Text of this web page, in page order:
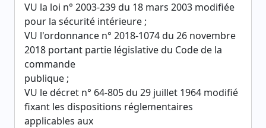
VU la loi n° 2003-239 du 18 mars 2003 modifiée
pour la sécurité intérieure ;
VU l'ordonnance n° 2018-1074 du 26 novembre
2018 portant partie législative du Code de la
commande
publique ;
VU le décret n° 64-805 du 29 juillet 1964 modifié
fixant les dispositions réglementaires
applicables aux